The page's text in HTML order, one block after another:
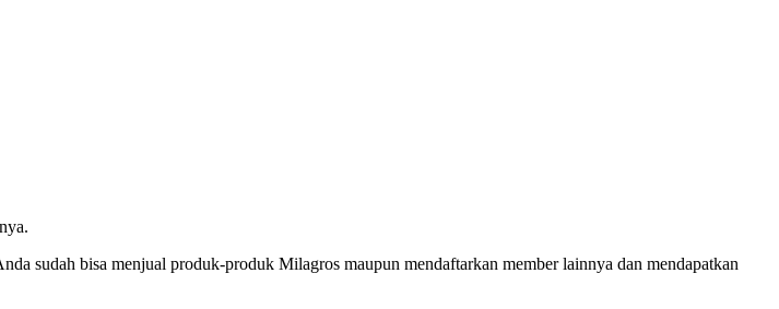
sudah bisa menjual produk-produk Milagros maupun mendaftarkan member lainnya dan mendapatkan